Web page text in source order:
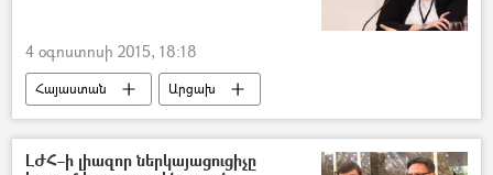
4 օգոստոսի 2015, 18:18
Հայաստան
Արցախ
Վերլուծություն
ԼԺՀ–ի լիազոր ներկայացուցիչը